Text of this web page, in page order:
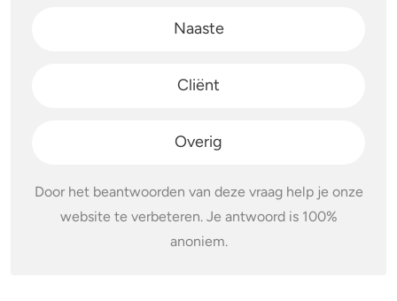
Naaste
Cliënt
Overig
Door het beantwoorden van deze vraag help je onze
website te verbeteren. Je antwoord is 100%
anoniem.